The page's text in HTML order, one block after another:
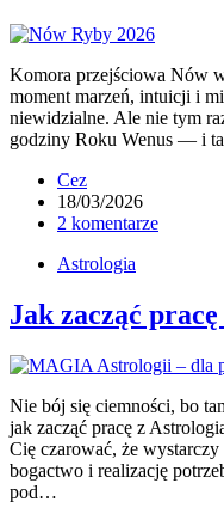
Komora przejściowa Nów
moment marzeń, intuicji i
niewidzialne. Ale nie tym
godziny Roku Wenus — i
Cez
18/03/2026
2 komentarze
Astrologia
Jak zacząć
Nie bój się ciemności, bo
jak zacząć pracę z
Cię czarować, że
bogactwo i realizację
pod…